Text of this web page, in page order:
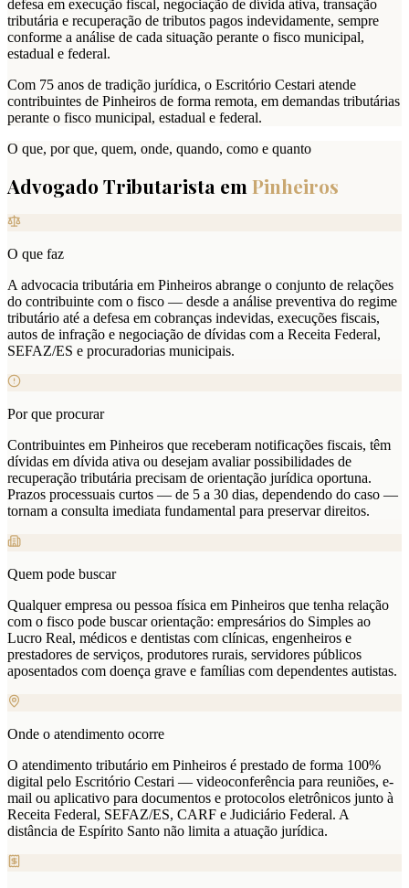
defesa em execução fiscal, negociação de dívida ativa, transação
tributária e recuperação de tributos pagos indevidamente, sempre
conforme a análise de cada situação perante o fisco municipal,
estadual e federal.
Com 75 anos de tradição jurídica, o Escritório Cestari atende
contribuintes de Pinheiros de forma remota, em demandas tributárias
perante o fisco municipal, estadual e federal.
O que, por que, quem, onde, quando, como e quanto
Advogado Tributarista em Pinheiros
O que faz
A advocacia tributária em Pinheiros abrange o conjunto de relações
do contribuinte com o fisco — desde a análise preventiva do regime
tributário até a defesa em cobranças indevidas, execuções fiscais,
autos de infração e negociação de dívidas com a Receita Federal,
SEFAZ/ES e procuradorias municipais.
Por que procurar
Contribuintes em Pinheiros que receberam notificações fiscais, têm
dívidas em dívida ativa ou desejam avaliar possibilidades de
recuperação tributária precisam de orientação jurídica oportuna.
Prazos processuais curtos — de 5 a 30 dias, dependendo do caso —
tornam a consulta imediata fundamental para preservar direitos.
Quem pode buscar
Qualquer empresa ou pessoa física em Pinheiros que tenha relação
com o fisco pode buscar orientação: empresários do Simples ao
Lucro Real, médicos e dentistas com clínicas, engenheiros e
prestadores de serviços, produtores rurais, servidores públicos
aposentados com doença grave e famílias com dependentes autistas.
Onde o atendimento ocorre
O atendimento tributário em Pinheiros é prestado de forma 100%
digital pelo Escritório Cestari — videoconferência para reuniões, e-
mail ou aplicativo para documentos e protocolos eletrônicos junto à
Receita Federal, SEFAZ/ES, CARF e Judiciário Federal. A
distância de Espírito Santo não limita a atuação jurídica.